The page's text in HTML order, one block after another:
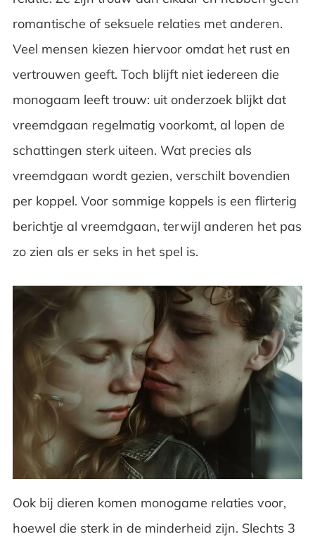
romantische of seksuele relaties met anderen.
Veel mensen kiezen hiervoor omdat het rust en
vertrouwen geeft. Toch blijft niet iedereen die
monogaam leeft trouw: uit onderzoek blijkt dat
vreemdgaan regelmatig voorkomt, al lopen de
schattingen sterk uiteen. Wat precies als
vreemdgaan wordt gezien, verschilt bovendien
per koppel. Voor sommige koppels is een flirterig
berichtje al vreemdgaan, terwijl anderen het pas
zo zien als er seks in het spel is.
Ook bij dieren komen monogame relaties voor,
hoewel die sterk in de minderheid zijn. Slechts 3